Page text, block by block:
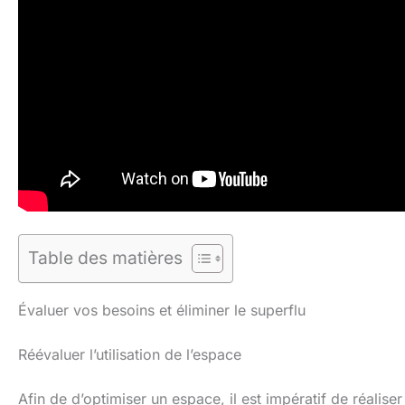
Table des matières
Évaluer vos besoins et éliminer le superflu
Réévaluer l’utilisation de l’espace
Afin de d’optimiser un espace, il est impératif de